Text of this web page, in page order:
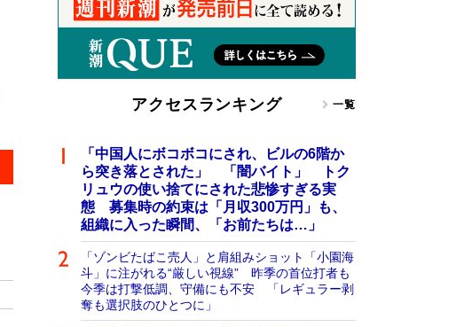
アクセスランキング 一覧
「中国人にボコボコにされ、ビルの6階か
ら突き落とされた」 「闇バイト」 トク
リュウの使い捨てにされた悲惨すぎる実
態 募集時の約束は「月収300万円」も、
組織に入った瞬間、「お前たちは…」
「ゾンビたばこ売人」と肩組みショット「小園海
斗」に注がれる“厳しい視線” 昨季の首位打者も
今季は打撃低調、守備にも不安 「レギュラー剥
奪も選択肢のひとつに」